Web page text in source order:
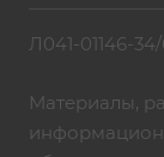
Л041-01146-
Материалы,